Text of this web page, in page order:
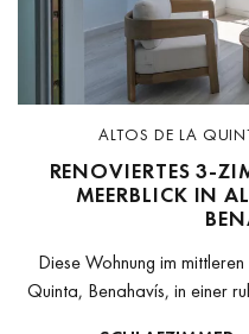
ALTOS DE LA
RENOVIERTES 3-
MEERBLICK IN
Diese Wohnung im
Quinta, Benahavís, in einer